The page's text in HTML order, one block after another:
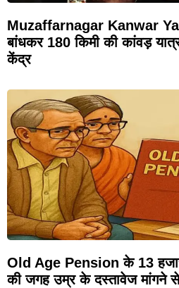
Muzaffarnagar Kanwar
बांधकर 180 किमी की कांवड़
केंद्र
Old Age Pension के 13
की जगह उम्र के दस्तावेज मांगने से